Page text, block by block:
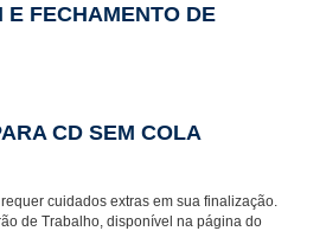
E FECHAMENTO DE
CD SEM COLA
cuidados extras em sua finalização.
de Trabalho, disponível na página do